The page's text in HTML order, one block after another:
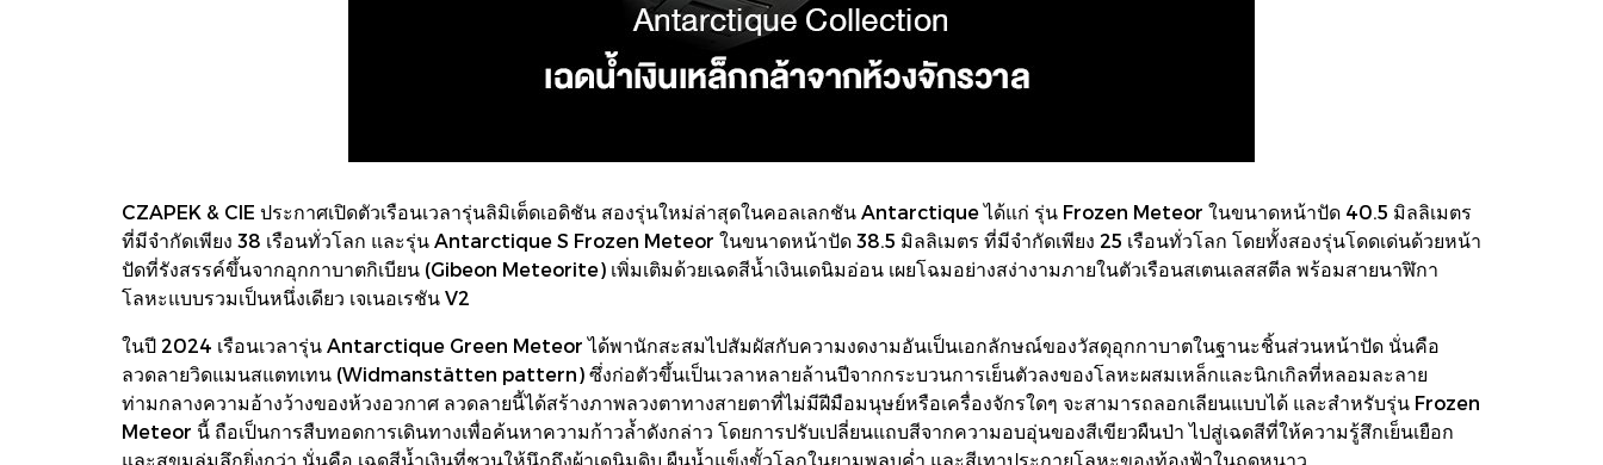
CZAPEK & CIE ประกาศเปิดตัวเรือนเวลารุ่นลิมิเต็ดเอดิชัน สองรุ่นใหม่ล่าสุดในคอลเลกชัน Antarctique ได้แก่ รุ่น Frozen Meteor ในขนาดหน้าปัด 40.5 มิลลิเมตร
ที่มีจำกัดเพียง 38 เรือนทั่วโลก และรุ่น Antarctique S Frozen Meteor ในขนาดหน้าปัด 38.5 มิลลิเมตร ที่มีจำกัดเพียง 25 เรือนทั่วโลก โดยทั้งสองรุ่นโดดเด่นด้วยหน้า
ปัดที่รังสรรค์ขึ้นจากอุกกาบาตกิเบียน (Gibeon Meteorite) เพิ่มเติมด้วยเฉดสีน้ำเงินเดนิมอ่อน เผยโฉมอย่างสง่างามภายในตัวเรือนสเตนเลสสตีล พร้อมสายนาฬิกา
โลหะแบบรวมเป็นหนึ่งเดียว เจเนอเรชัน V2
ในปี 2024 เรือนเวลารุ่น Antarctique Green Meteor ได้พานักสะสมไปสัมผัสกับความงดงามอันเป็นเอกลักษณ์ของวัสดุอุกกาบาตในฐานะชิ้นส่วนหน้าปัด นั่นคือ
ลวดลายวิดแมนสแตทเทน (Widmanstätten pattern) ซึ่งก่อตัวขึ้นเป็นเวลาหลายล้านปีจากกระบวนการเย็นตัวลงของโลหะผสมเหล็กและนิกเกิลที่หลอมละลาย
ท่ามกลางความอ้างว้างของห้วงอวกาศ ลวดลายนี้ได้สร้างภาพลวงตาทางสายตาที่ไม่มีฝีมือมนุษย์หรือเครื่องจักรใดๆ จะสามารถลอกเลียนแบบได้ และสำหรับรุ่น Frozen
Meteor นี้ ถือเป็นการสืบทอดการเดินทางเพื่อค้นหาความก้าวล้ำดังกล่าว โดยการปรับเปลี่ยนแถบสีจากความอบอุ่นของสีเขียวผืนป่า ไปสู่เฉดสีที่ให้ความรู้สึกเย็นเยือก
และสุขุมลุ่มลึกยิ่งกว่า นั่นคือ เฉดสีน้ำเงินที่ชวนให้นึกถึงผ้าเดนิมดิบ ผืนน้ำแข็งขั้วโลกในยามพลบค่ำ และสีเทาประกายโลหะของท้องฟ้าในฤดูหนาว